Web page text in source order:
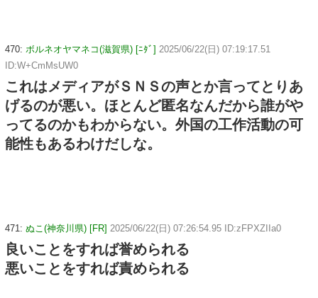
470: ボルネオヤマネコ(滋賀県) [ﾆﾀﾞ] 2025/06/22(日) 07:19:17.51
ID:W+CmMsUW0
これはメディアがＳＮＳの声とか言ってとりあ
げるのが悪い。ほとんど匿名なんだから誰がや
ってるのかもわからない。外国の工作活動の可
能性もあるわけだしな。
471: ぬこ(神奈川県) [FR] 2025/06/22(日) 07:26:54.95 ID:zFPXZIIa0
良いことをすれば誉められる
悪いことをすれば責められる